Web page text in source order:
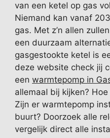
van een ketel op gas
Niemand kan vanaf
gas. Met z’n allen
een duurzaam
gasgestookte ketel is
deze website check jij
een warmtepomp in
allemaal bij kijken?
Zijn er warmtepomp
buurt? Doorzoek alle
vergelijk direct alle